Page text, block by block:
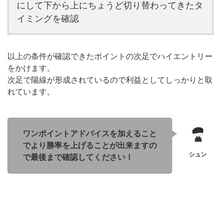
にして下から上にちょうど切り替わってきたタ
イミングを確認
以上の条件が確認できたポイントの次足でハイエントリー
をかけます。
次足で陽線が形成されているので利益としてしっかりと取
れています。
ワンポイントアドバイスを加えること
でより勝率を上げることが出来ますの
で最後まで確認してください！